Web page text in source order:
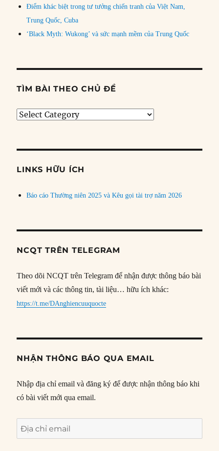
Điểm khác biệt trong tư tưởng chiến tranh của Việt Nam,
Trung Quốc, Cuba
‘Black Myth: Wukong’ và sức mạnh mềm của Trung Quốc
TÌM BÀI THEO CHỦ ĐỀ
Tìm
đề
LINKS HỮU ÍCH
Báo cáo Thường niên 2025 và Kêu gọi tài trợ năm 2026
NCQT TRÊN TELEGRAM
Theo dõi NCQT trên Telegram để nhận được thông báo bài
viết mới và các thông tin, tài liệu… hữu ích khác:
https://t.me/DAnghiencuuquocte
NHẬN THÔNG BÁO QUA EMAIL
Nhập địa chỉ email và đăng ký để được nhận thông báo khi
có bài viết mới qua email.
Địa
chỉ